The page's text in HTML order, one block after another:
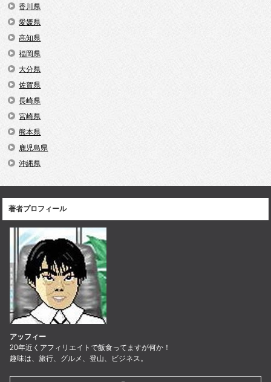
香川県
愛媛県
高知県
福岡県
大分県
佐賀県
長崎県
宮崎県
熊本県
鹿児島県
沖縄県
著者プロフィール
アッフィー
20年近くアフィリエイトで飯食ってますが何か！
趣味は、旅行、グルメ、登山、ビジネス。